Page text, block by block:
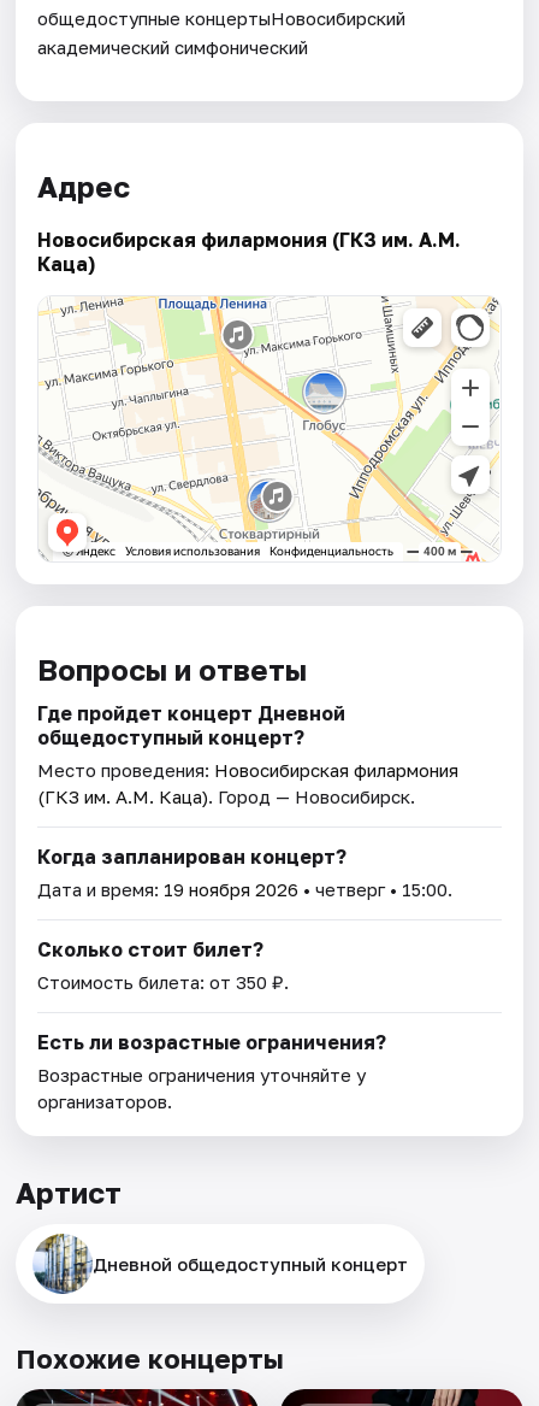
общедоступные концертыНовосибирский
академический симфонический
Адрес
Новосибирская филармония (ГКЗ им. А.М.
Каца)
Вопросы и ответы
Где пройдет концерт Дневной
общедоступный концерт?
Место проведения: Новосибирская филармония
(ГКЗ им. А.М. Каца) . Город — Новосибирск.
Когда запланирован концерт?
Дата и время: 19 ноября 2026 • четверг • 15:00.
Сколько стоит билет?
Стоимость билета: от 350 ₽.
Есть ли возрастные ограничения?
Возрастные ограничения уточняйте у
организаторов.
Артист
Дневной общедоступный концерт
Похожие концерты